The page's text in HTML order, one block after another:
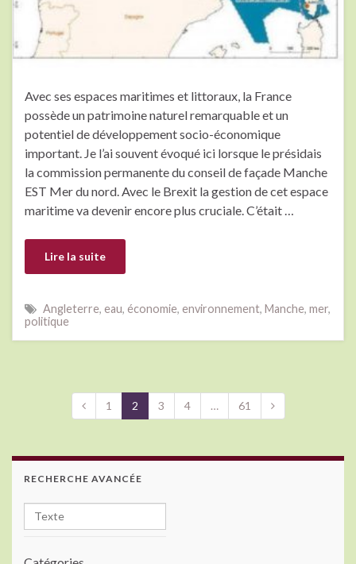
Avec ses espaces maritimes et littoraux, la France
possède un patrimoine naturel remarquable et un
potentiel de développement socio-économique
important. Je l’ai souvent évoqué ici lorsque le présidais
la commission permanente du conseil de façade Manche
EST Mer du nord. Avec le Brexit la gestion de cet espace
maritime va devenir encore plus cruciale. C’était …
Lire la suite
Angleterre, eau, économie, environnement, Manche, mer,
politique
1 2 3 4 … 61
RECHERCHE AVANCÉE